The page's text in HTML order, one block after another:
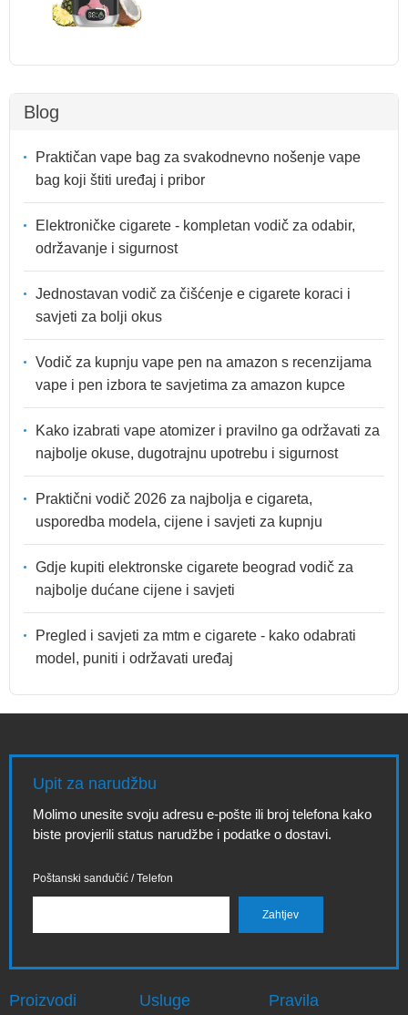
Blog
Praktičan vape bag za svakodnevno nošenje vape
bag koji štiti uređaj i pribor
Elektroničke cigarete - kompletan vodič za odabir,
održavanje i sigurnost
Jednostavan vodič za čišćenje e cigarete koraci i
savjeti za bolji okus
Vodič za kupnju vape pen na amazon s recenzijama
vape i pen izbora te savjetima za amazon kupce
Kako izabrati vape atomizer i pravilno ga održavati za
najbolje okuse, dugotrajnu upotrebu i sigurnost
Praktični vodič 2026 za najbolja e cigareta,
usporedba modela, cijene i savjeti za kupnju
Gdje kupiti elektronske cigarete beograd vodič za
najbolje dućane cijene i savjeti
Pregled i savjeti za mtm e cigarete - kako odabrati
model, puniti i održavati uređaj
Upit za narudžbu
Molimo unesite svoju adresu e-pošte ili broj telefona kako
biste provjerili status narudžbe i podatke o dostavi.
Poštanski sandučić / Telefon
Proizvodi Usluge Pravila